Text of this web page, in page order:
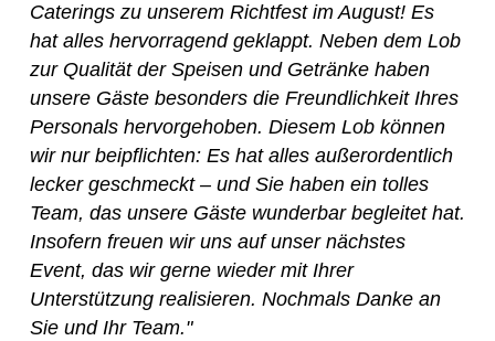
Caterings zu unserem Richtfest im August! Es
hat alles hervorragend geklappt. Neben dem Lob
zur Qualität der Speisen und Getränke haben
unsere Gäste besonders die Freundlichkeit Ihres
Personals hervorgehoben. Diesem Lob können
wir nur beipflichten: Es hat alles außerordentlich
lecker geschmeckt – und Sie haben ein tolles
Team, das unsere Gäste wunderbar begleitet hat.
Insofern freuen wir uns auf unser nächstes
Event, das wir gerne wieder mit Ihrer
Unterstützung realisieren. Nochmals Danke an
Sie und Ihr Team."